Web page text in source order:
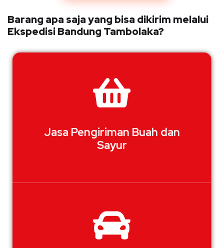
Barang apa saja yang bisa dikirim melalui
Ekspedisi Bandung Tambolaka?
Jasa Pengiriman Buah dan
Sayur